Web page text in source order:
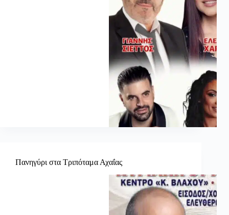
Πανηγύρι στα Τριπόταμα Αχαΐας